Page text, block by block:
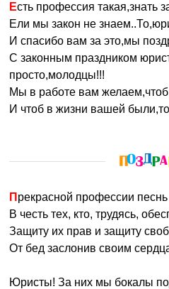
Есть профессия такая,знать
Ели мы закон не
И спасибо вам за это,мы
С законным праздником
просто,молодцы!!!
Мы в работе вам
И чтоб в жизни вашей
Прекрасной профессии
В честь тех, кто, трудясь,
Защиту их прав и защиту
От бед заслонив своим
Юристы! За них мы бокалы